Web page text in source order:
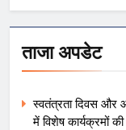
ताजा अपडेट
स्वतंत्रता दिवस और
में विशेष कार्यक्रमों की